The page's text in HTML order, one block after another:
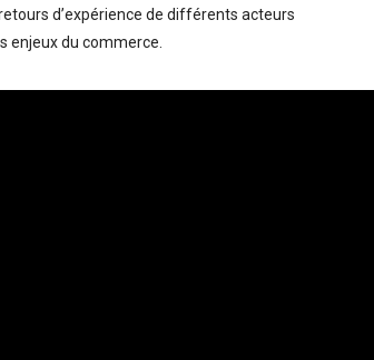
d’expérience de différents acteurs
enjeux du commerce.